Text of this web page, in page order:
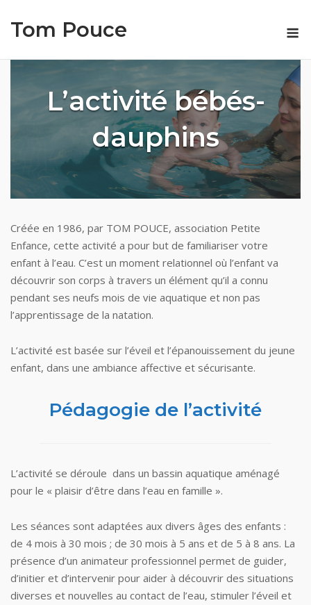
Tom Pouce
L’activité bébés-
dauphins
Créée en 1986, par TOM POUCE, association Petite
Enfance, cette activité a pour but de familiariser votre
enfant à l’eau. C’est un moment relationnel où l’enfant va
découvrir son corps à travers un élément qu’il a connu
pendant ses neufs mois de vie aquatique et non pas
l’apprentissage de la natation.
L’activité est basée sur l’éveil et l’épanouissement du jeune
enfant, dans une ambiance affective et sécurisante.
Pédagogie de l’activité
L’activité se déroule dans un bassin aquatique aménagé
pour le « plaisir d’être dans l’eau en famille ».
Les séances sont adaptées aux divers âges des enfants :
de 4 mois à 30 mois ; de 30 mois à 5 ans et de 5 à 8 ans. La
présence d’un animateur professionnel permet de guider,
d’initier et d’intervenir pour aider à découvrir des situations
diverses et nouvelles au contact de l’eau, stimuler l’éveil et